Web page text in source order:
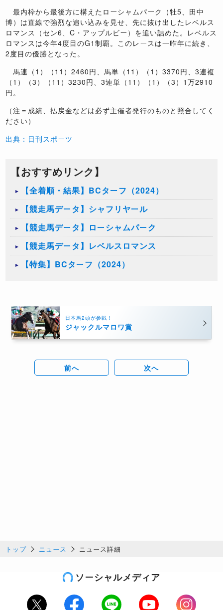
最内枠から最後方に構えたローシャムパーク（牡5、田中
博）は直線で強烈な追い込みを見せ、先に抜け出したレベルス
ロマンス（セン6、C・アップルビー）を追い詰めた。レベルス
ロマンスは今年4度目のG1制覇。このレースは一昨年に続き、
2度目の優勝となった。
馬連（1）（11）2460円、馬単（11）（1）3370円、3連複
（1）（3）（11）3230円、3連単（11）（1）（3）1万2910
円。
（注＝成績、払戻金などは必ず主催者発行のものと照合してく
ださい）
出典：日刊スポーツ
【おすすめリンク】
【全着順・結果】BCターフ（2024）
【競走馬データ】シャフリヤール
【競走馬データ】ローシャムパーク
【競走馬データ】レベルスロマンス
【特集】BCターフ（2024）
日本馬2頭が参戦！
ジャックルマロワ賞
前へ 次へ
トップ ニュース ニュース詳細
ソーシャルメディア